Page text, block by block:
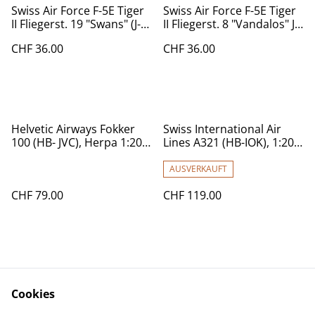
Swiss Air Force F-5E Tiger
II Fliegerst. 19 "Swans" (J-
CHF 36.00
Swiss Air Force F-5E Tiger
II Fliegerst. 8 "Vandalos" J-
CHF 36.00
Helvetic Airways Fokker
100 (HB- JVC), Herpa 1:200,
CHF 79.00
Swiss International Air
Lines A321 (HB-IOK), 1:200
AUSVERKAUFT
CHF 119.00
Cookies